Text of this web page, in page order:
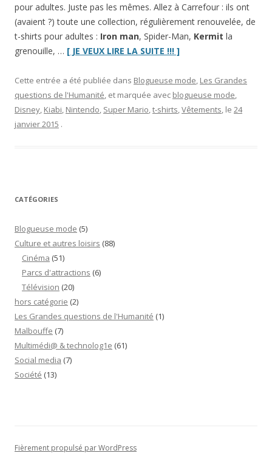
pour adultes. Juste pas les mêmes. Allez à Carrefour : ils ont
(avaient ?) toute une collection, régulièrement renouvelée, de
t-shirts pour adultes : Iron man, Spider-Man, Kermit la
grenouille, … [ JE VEUX LIRE LA SUITE !!! ]“Marre
la
segmentation
des
Cette entrée a été publiée dans Blogueuse mode, Les Grandes
questions de l'Humanité, et marquée avec blogueuse mode,
Disney, Kiabi, Nintendo, Super Mario,t-shirts,Vêtements, le 24
janvier 2015 .
CATÉGORIES
Blogueuse mode (5)
Culture et autres loisirs (88)
Cinéma (51)
Parcs d'attractions (6)
Télévision (20)
hors catégorie (2)
Les Grandes questions de l'Humanité (1)
Malbouffe (7)
Multimédi@ & technolog1e (61)
Social media (7)
Société (13)
Fièrement propulsé par WordPress